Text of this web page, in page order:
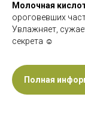
Молочная
ороговевших
Увлажняет,
секрета ☺️
Полная